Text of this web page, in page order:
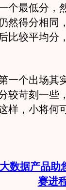
个最低分，
然得分相同
比较平均分
个出场其
较苛刻一些
样，小将何
数据产品助
赛进